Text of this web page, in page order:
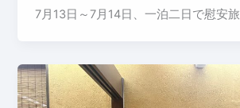
7月13日～7月14日、一泊二日で慰安旅